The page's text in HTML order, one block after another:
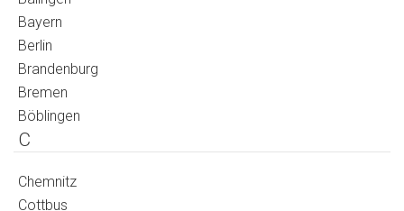
Bayern
Berlin
Brandenburg
Bremen
Böblingen
C
Chemnitz
Cottbus